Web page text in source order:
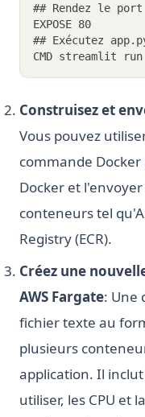
## Rendez le
EXPOSE 80
## Exécutez
CMD streamlit
Construisez et
Vous pouvez
commande
Docker et
conteneurs tel
Registry (ECR).
Créez une
AWS Fargate: Une
fichier texte au
plusieurs
application. Il
utiliser, les CPU et